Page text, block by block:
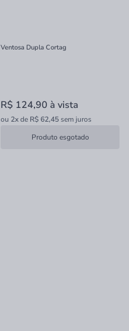
Ventosa Dupla Cortag
R$ 124,90 à vista
ou 2xde R$ 62,45sem juros
Produto esgotado